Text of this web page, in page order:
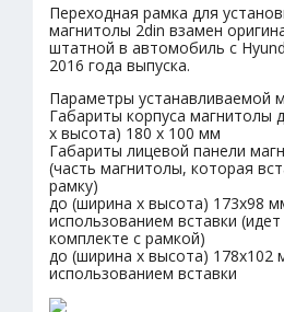
Переходная рамка для
магнитолы 2din взамен
штатной в автомобиль с
2016 года выпуска.
Параметры устанавливаемой
Габариты корпуса магнитолы
х высота) 180 х 100 мм
Габариты лицевой панели
(часть магнитолы, которая
рамку)
до (ширина х высота) 173х98
использованием вставки (идет
комплекте с рамкой)
до (ширина х высота) 178х102
использованием вставки